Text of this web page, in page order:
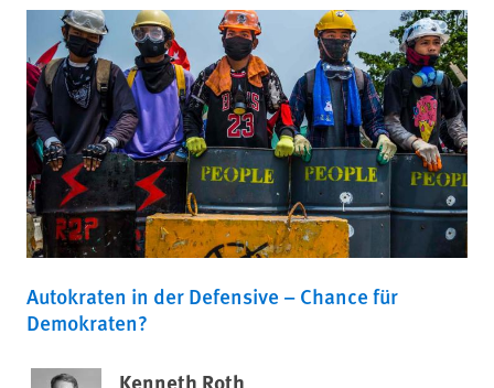
Autokraten in der Defensive – Chance für
Demokraten?
Kenneth Roth